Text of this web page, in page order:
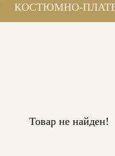
КОСТЮМНО-
Товар не найден!